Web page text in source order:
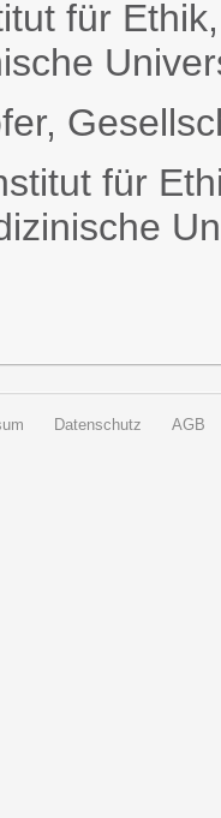
für
für
Datenschutz AGB